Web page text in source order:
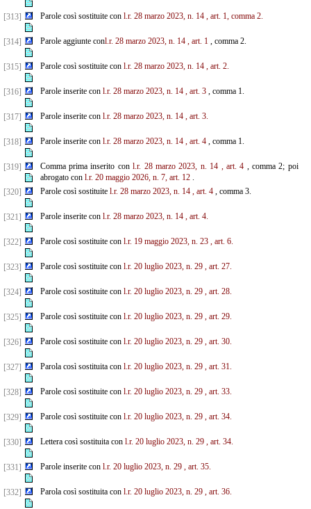
[313] Parole così sostituite con l.r. 28 marzo 2023, n. 14 , art. 1, comma 2.
[314] Parole aggiunte conl.r. 28 marzo 2023, n. 14 , art. 1, comma 2.
[315] Parole così sostituite con l.r. 28 marzo 2023, n. 14 , art. 2.
[316] Parole inserite con l.r. 28 marzo 2023, n. 14 , art. 3, comma 1.
[317] Parole inserite con l.r. 28 marzo 2023, n. 14 , art. 3.
[318] Parole inserite con l.r. 28 marzo 2023, n. 14 , art. 4, comma 1.
[319] Comma prima inserito conl.r. 28 marzo 2023, n. 14 , art. 4 , comma 2; poi
abrogato con l.r. 20 maggio 2026, n. 7, art. 12.
[320]
Parole così sostituite l.r. 28 marzo 2023, n. 14 , art. 4, comma 3.
[321] Parole inserite con l.r. 28 marzo 2023, n. 14 , art. 4.
[322] Parole così sostituite con l.r. 19 maggio 2023, n. 23 , art. 6.
[323] Parole così sostituite con l.r. 20 luglio 2023, n. 29 , art. 27.
[324] Parole così sostituite con l.r. 20 luglio 2023, n. 29 , art. 28.
[325] Parole così sostituite con l.r. 20 luglio 2023, n. 29 , art. 29.
[326] Parole così sostituite con l.r. 20 luglio 2023, n. 29 , art. 30.
[327] Parola così sostituita con l.r. 20 luglio 2023, n. 29 , art. 31.
[328] Parole così sostituite con l.r. 20 luglio 2023, n. 29 , art. 33.
[329] Parole così sostituite con l.r. 20 luglio 2023, n. 29 , art. 34.
[330] Lettera così sostituita con l.r. 20 luglio 2023, n. 29 , art. 34.
[331] Parole inserite con l.r. 20 luglio 2023, n. 29 , art. 35.
[332] Parola così sostituita con l.r. 20 luglio 2023, n. 29 , art. 36.